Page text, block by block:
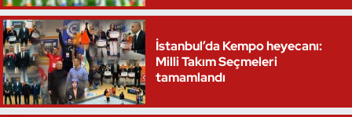
İstanbul’da Kempo heyecanı:
Milli Takım Seçmeleri
tamamlandı
Sualtı Sporları
Tekvando
Tenis